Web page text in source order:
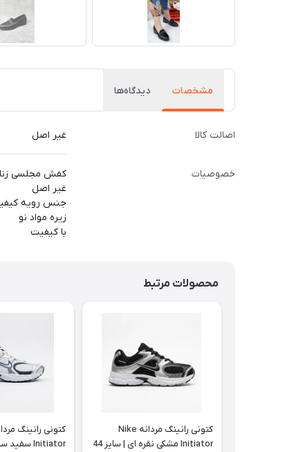
مشخصات دیدگاه‌ها
اصالت کالا غیر اصل
خصوصیات
کفش مجلسی
غیر اصل
جنس رویه
زیره مواد نو
با کیفیت
محصولات مرتبط
کتونی رانینگ مردانه Nike
Initiator مشکی نقره ای | سایز 44